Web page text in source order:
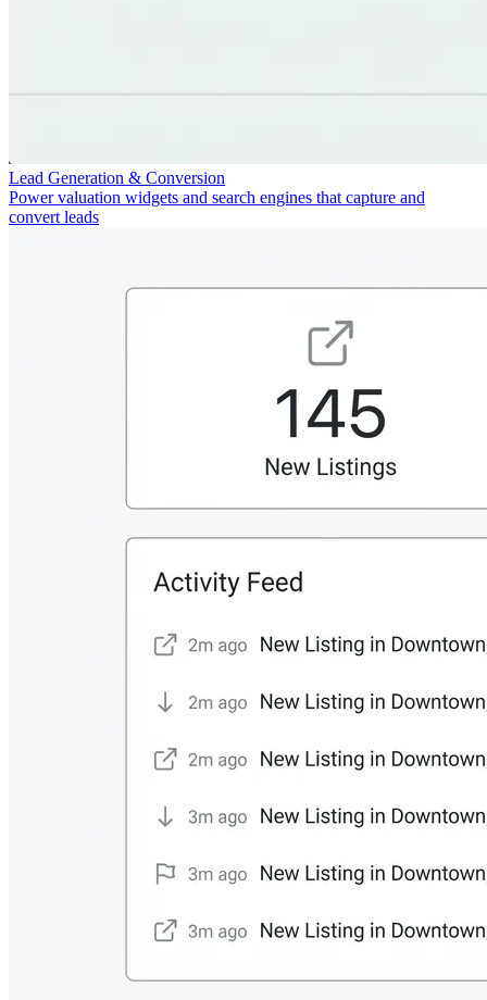
Lead Generation & Conversion
Power valuation widgets and search engines that capture and
convert leads